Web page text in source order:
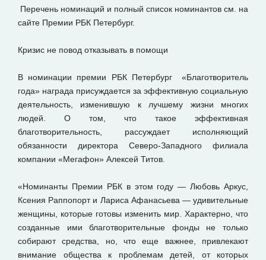
Перечень номинаций и полный список номинантов см. на
сайте Премии РБК Петербург.
Кризис не повод отказывать в помощи
В номинации премии РБК Петербург «Благотворитель
года» награда присуждается за эффективную социальную
деятельность, изменившую к лучшему жизни многих
людей. О том, что такое эффективная
благотворительность, рассуждает исполняющий
обязанности директора Северо-Западного филиала
компании «Мегафон» Алексей Титов.
«Номинанты Премии РБК в этом году — Любовь Аркус,
Ксения Раппопорт и Лариса Афанасьева — удивительные
женщины, которые готовы изменить мир. Характерно, что
созданные ими благотворительные фонды не только
собирают средства, но, что еще важнее, привлекают
внимание общества к проблемам детей, от которых